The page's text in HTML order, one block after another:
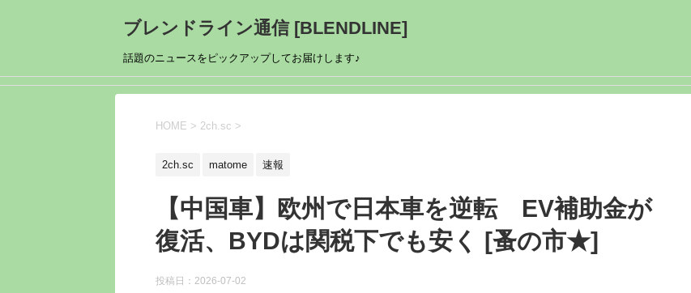
ブレンドライン通信 [BLENDLINE]
話題のニュースをピックアップしてお届けします♪
HOME > 2ch.sc >
2ch.sc matome 速報
【中国車】欧州で日本車を逆転 EV補助金が
復活、BYDは関税下でも安く [蚤の市★]
投稿日： 2026-07-02